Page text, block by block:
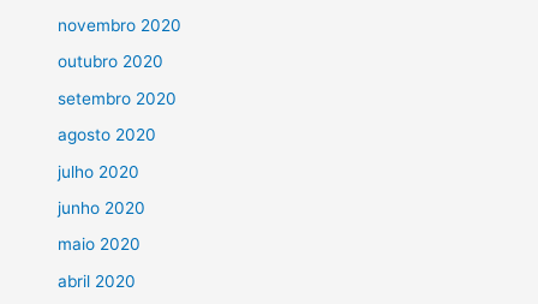
novembro 2020
outubro 2020
setembro 2020
agosto 2020
julho 2020
junho 2020
maio 2020
abril 2020